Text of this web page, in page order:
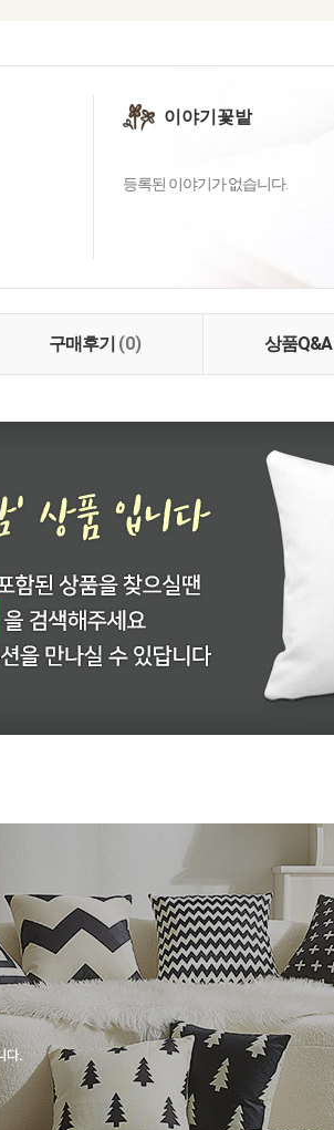
이야기꽃밭
등록된 이야기가 없습니다.
구매후기 (0) 상품Q&A